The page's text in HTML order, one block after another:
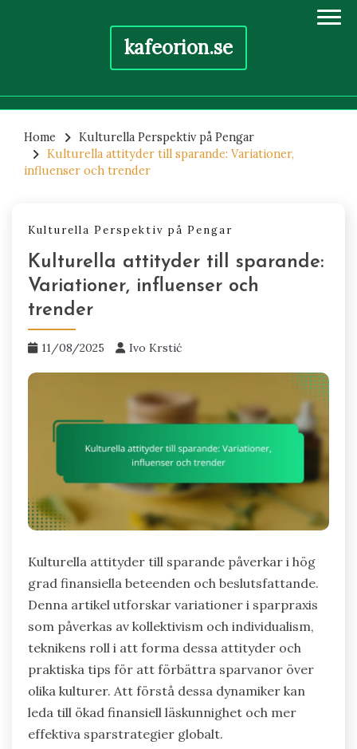
kafeorion.se
content
Home
Kulturella Perspektiv på Pengar
Kulturella attityder till sparande: Variationer,
influenser och trender
Kulturella Perspektiv på Pengar
Kulturella attityder till sparande:
Variationer, influenser och
trender
11/08/2025 Ivo Krstić
Kulturella attityder till sparande påverkar i hög
grad finansiella beteenden och beslutsfattande.
Denna artikel utforskar variationer i sparpraxis
som påverkas av kollektivism och individualism,
teknikens roll i att forma dessa attityder och
praktiska tips för att förbättra sparvanor över
olika kulturer. Att förstå dessa dynamiker kan
leda till ökad finansiell läskunnighet och mer
effektiva sparstrategier globalt.